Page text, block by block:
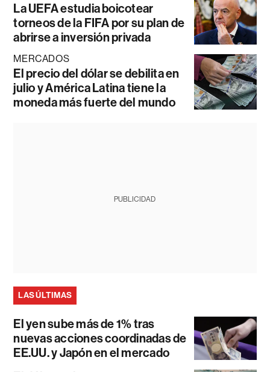
La UEFA estudia boicotear
torneos de la FIFA por su plan de
abrirse a inversión privada
MERCADOS
El precio del dólar se debilita en
julio y América Latina tiene la
moneda más fuerte del mundo
PUBLICIDAD
LAS ÚLTIMAS
El yen sube más de 1% tras
nuevas acciones coordinadas de
EE.UU. y Japón en el mercado